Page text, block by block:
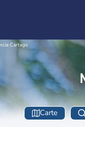
Cartago
Carte